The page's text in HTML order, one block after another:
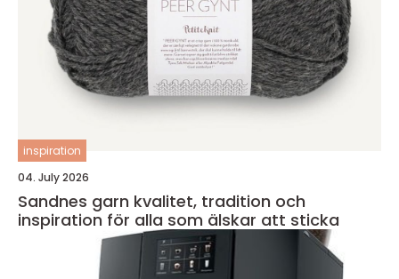
inspiration
04. July 2026
Sandnes garn kvalitet, tradition och
inspiration för alla som älskar att sticka